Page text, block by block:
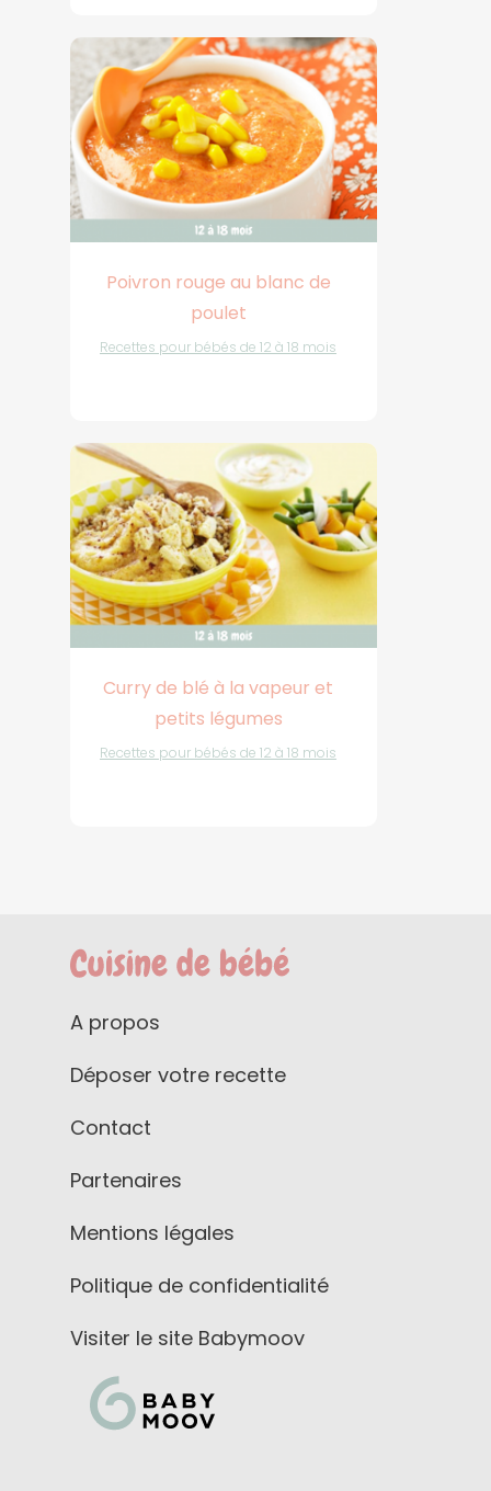
Poivron rouge au blanc de
poulet
Recettes pour bébés de 12 à 18 mois
Curry de blé à la vapeur et
petits légumes
Recettes pour bébés de 12 à 18 mois
A propos
Déposer votre recette
Contact
Partenaires
Mentions légales
Politique de confidentialité
Visiter le site Babymoov